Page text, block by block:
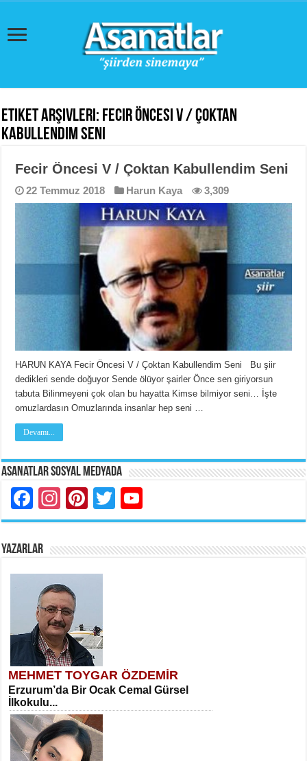
Etiket Arşivleri: Fecir Öncesi V / Çoktan
Kabullendim Seni
Fecir Öncesi V / Çoktan Kabullendim Seni
22 Temmuz 2018 Harun Kaya 3,309
HARUN KAYA Fecir Öncesi V / Çoktan Kabullendim Seni Bu şiir
dedikleri sende doğuyor Sende ölüyor şairler Önce sen giriyorsun
tabuta Bilinmeyeni çok olan bu hayatta Kimse bilmiyor seni… İşte
omuzlardasın Omuzlarında insanlar hep seni …
Devamı...
Asanatlar Sosyal Medyada
Facebook
Instagram
Pinterest
Twitter
YAZARLAR
MEHMET TOYGAR ÖZDEMİR
Erzurum’da Bir Ocak Cemal Gürsel
İlkokulu...